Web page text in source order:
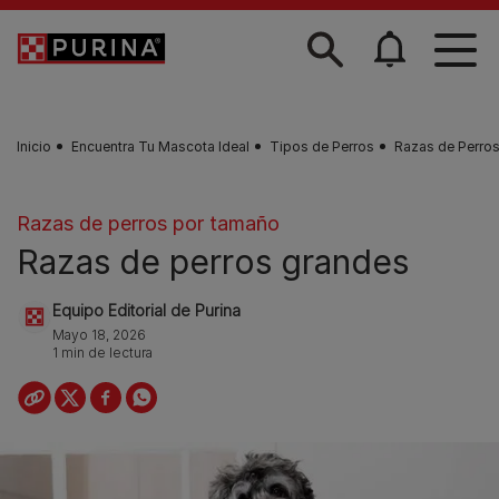
Skip to main content
Inicio Encuentra Tu Mascota Ideal Tipos de Perros Razas de
Razas de perros por tamaño
Razas de perros grandes
Equipo Editorial de Purina
Mayo 18, 2026
1 min de lectura